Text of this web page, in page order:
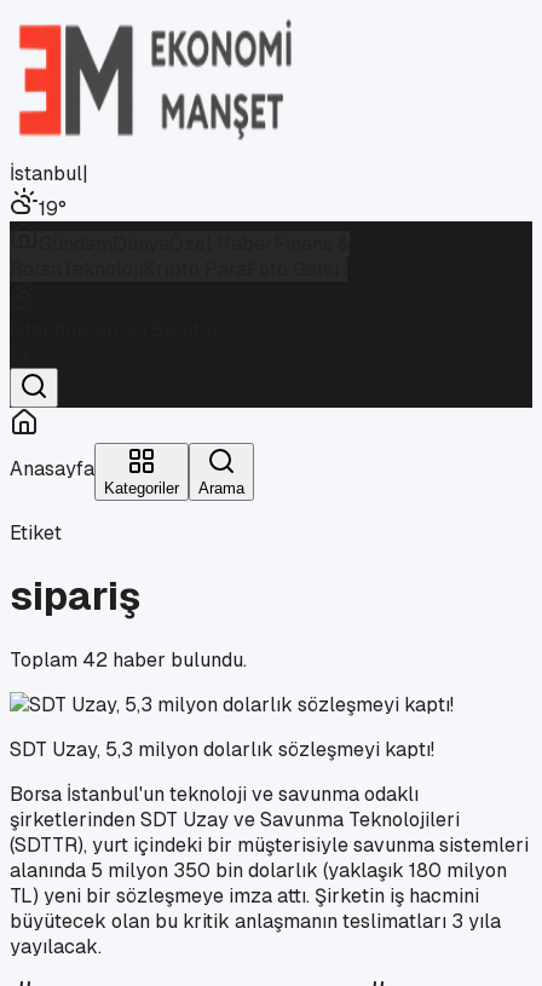
İstanbul|
19°
Anasayfa
Kategoriler Arama
Etiket
sipariş
Toplam 42 haber bulundu.
SDT Uzay, 5,3 milyon dolarlık sözleşmeyi kaptı!
Borsa İstanbul'un teknoloji ve savunma odaklı
şirketlerinden SDT Uzay ve Savunma Teknolojileri
(SDTTR), yurt içindeki bir müşterisiyle savunma sistemleri
alanında 5 milyon 350 bin dolarlık (yaklaşık 180 milyon
TL) yeni bir sözleşmeye imza attı. Şirketin iş hacmini
büyütecek olan bu kritik anlaşmanın teslimatları 3 yıla
yayılacak.